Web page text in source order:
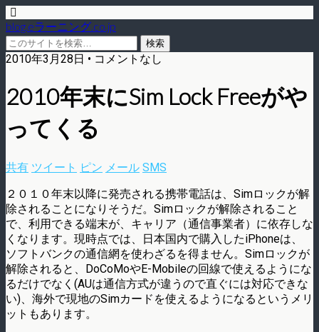
blog.eラーニング.co.jp
2010年3月28日 • コメントなし
2010年末にSim Lock Freeがや
ってくる
共有 ツイート ピン メール SMS
２０１０年末以降に発売される携帯電話は、Simロックが解
除されることになりそうだ。Simロックが解除されること
で、利用できる端末が、キャリア（通信事業者）に依存しな
くなります。現時点では、日本国内で購入したiPhoneは、
ソフトバンクの通信網を使わざるを得ません。Simロックが
解除されると、DoCoMoやE-Mobileの回線で使えるようにな
るだけでなく(AUは通信方式が違うので直ぐには対応できな
い)、海外で現地のSimカードを使えるようになるというメリ
ットもあります。